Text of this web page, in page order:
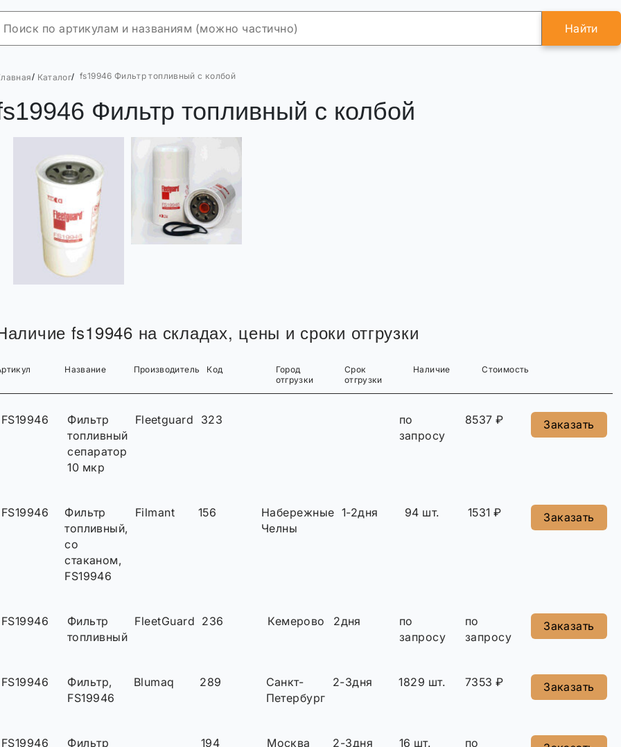
Найти
/ Каталог/ fs19946 Фильтр топливный с колбой
Фильтр топливный с колбой
fs19946 на складах, цены и сроки отгрузки
Название Производитель Код
Город
отгрузки
Срок
отгрузки
Наличие Стоимость
FS19946
Фильтр
топливный
сепаратор
10 мкр
Fleetguard 323
по
запросу
8537 ₽ Заказать
FS19946
Фильтр
топливный,
со
стаканом,
FS19946
Filmant 156
Набережные
Челны
1-2дня 94 шт. 1531 ₽ Заказать
FS19946
Фильтр
топливный
FleetGuard 236 Кемерово 2дня
по
запросу
по
запросу
Заказать
FS19946
Фильтр,
FS19946
Blumaq 289
Санкт-
Петербург
2-3дня 1829 шт. 7353 ₽ Заказать
FS19946
Фильтр
194 Москва 2-3дня 16 шт.
по